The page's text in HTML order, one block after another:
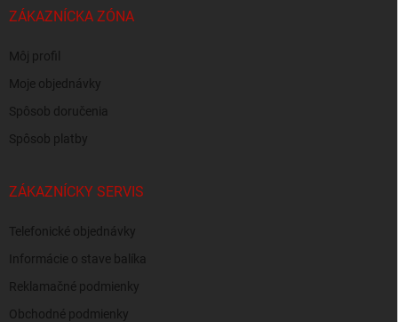
ZÁKAZNÍCKA ZÓNA
Môj profil
Moje objednávky
Spôsob doručenia
Spôsob platby
ZÁKAZNÍCKY SERVIS
Telefonické objednávky
Informácie o stave balíka
Reklamačné podmienky
Obchodné podmienky